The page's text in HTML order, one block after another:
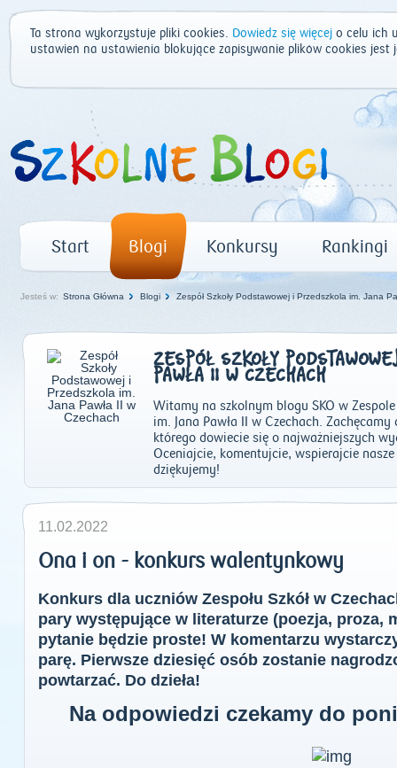
Ta strona wykorzystuje pliki cookies. Dowiedz się więcej o celu ich
ustawień na ustawienia blokujące zapisywanie plików cookies
Start Blogi Konkursy Rankingi
Jesteś w: Strona Główna Blogi Zespół Szkoły Podstawowej i Przedszkola im. Jana
ZESPÓŁ SZKOŁY
PAWŁA II W CZECHACH
Witamy na szkolnym blogu SKO w
im. Jana Pawła II w Czechach.
którego dowiecie się o najważniejszych
Oceniajcie, komentujcie, wspierajcie
dziękujemy!
11.02.2022
Ona i on - konkurs walentynkowy
Konkurs dla uczniów Zespołu Szkół w
pary występujące w literaturze (poezja, proza,
pytanie będzie proste! W komentarzu
parę. Pierwsze dziesięć osób zostanie
powtarzać. Do dzieła!
Na odpowiedzi czekamy do